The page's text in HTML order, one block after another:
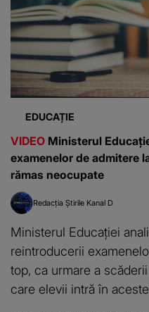
EDUCAȚIE
VIDEO Ministerul
examenelor de admitere
rămas neocupate
Redacția Știrile Kanal D
Ministerul Educației
reintroducerii
top, ca urmare a
care elevii intră în